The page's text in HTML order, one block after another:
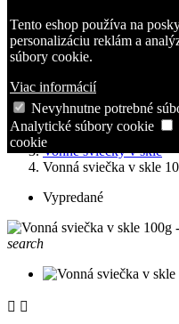
Tento eshop používa na
personalizáciu reklám a
súbory cookie.
Viac informácií
Nevyhnutne potrebné
Analytické súbory cookie
cookie

shopping_cart Košík (0)
 Prihlásiť sa
search
Úvodná stránka
Svietniky a sviečky
Vonné sviečky v skle
Vonná sviečka v skle
Vypredané
search
 